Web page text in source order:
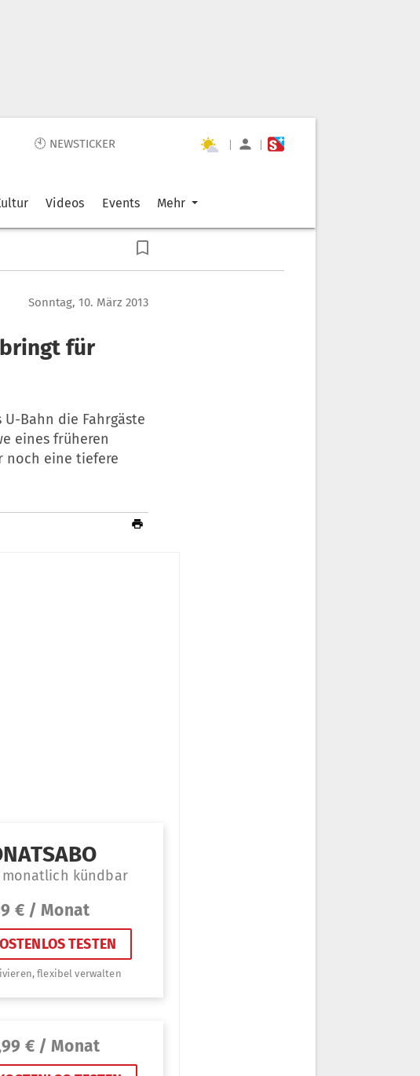
🕙 NEWSTICKER | |
Videos Events Mehr
Sonntag, 10. März 2013
bringt für
Bahn die Fahrgäste
eines früheren
noch eine tiefere